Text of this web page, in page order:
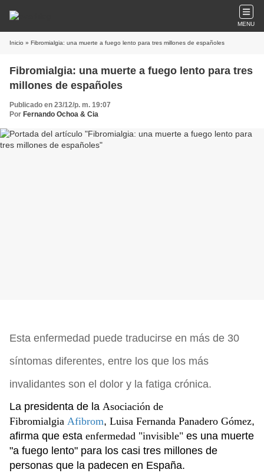
MENU
Inicio » Fibromialgia: una muerte a fuego lento para tres millones de españoles
Fibromialgia: una muerte a fuego lento para tres
millones de españoles
Publicado en 23/12/p. m. 19:07
Por Fernando Ochoa & Cia
Esta enfermedad puede traducirse en más de 30
síntomas diferentes, entre los que los más
invalidantes son el dolor y la fatiga crónica.
La presidenta de la Asociación de
Fibromialgia Afibrom, Luisa Fernanda Panadero Gómez,
afirma que esta enfermedad "invisible" es una muerte
"a fuego lento" para los casi tres millones de
personas que la padecen en España.